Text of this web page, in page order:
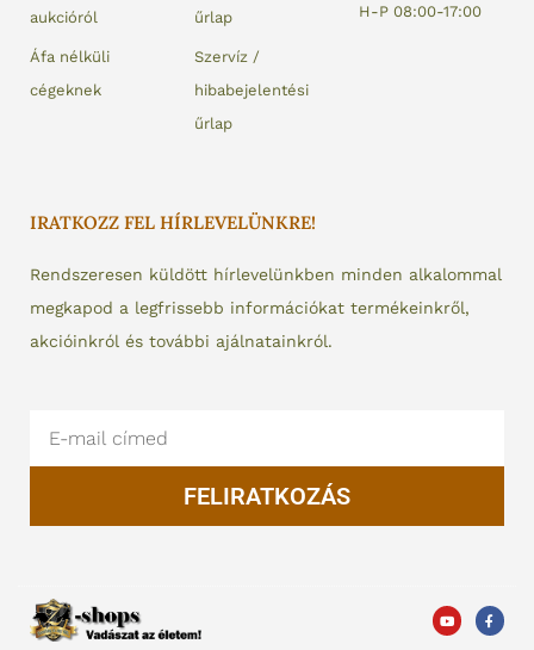
aukcióról
Áfa nélküli
cégeknek
űrlap
Szervíz /
hibabejelentési
űrlap
H-P 08:00-17:00
IRATKOZZ FEL HÍRLEVELÜNKRE!
Rendszeresen küldött hírlevelünkben minden alkalommal
megkapod a legfrissebb információkat termékeinkről,
akcióinkról és további ajálnatainkról.
FELIRATKOZÁS
Y
o
u
F
a
c